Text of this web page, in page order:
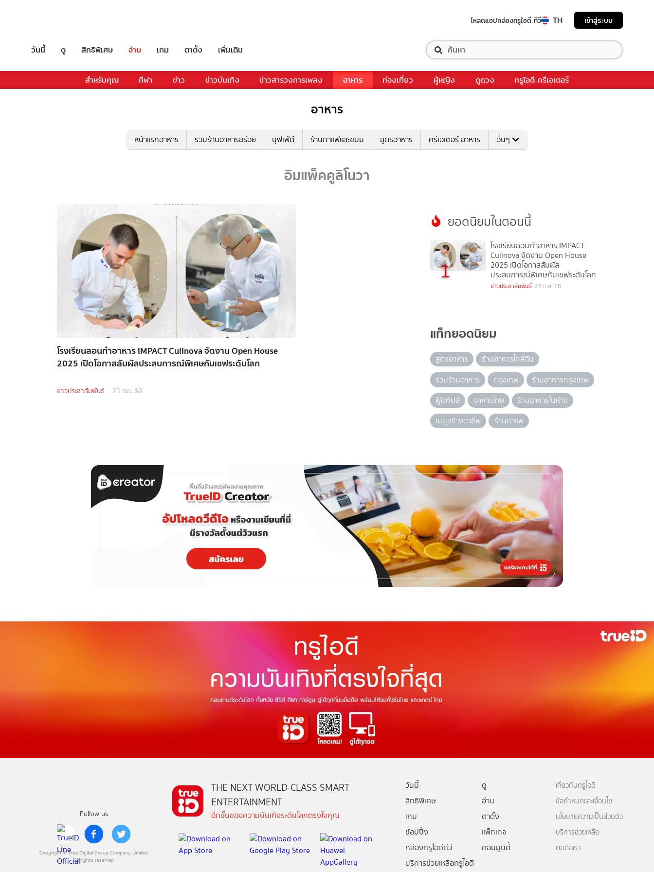
โหลดแอปกล่องทรูไอดี ทีวี TH เข้าสู่ระบบ
วันนี้ ดู สิทธิพิเศษ อ่าน เกม ตาตั้ง เพิ่มเติม
สำหรับคุณ กีฬา ข่าว ข่าวบันเทิง ข่าวสารวงการเพลง อาหาร ท่องเที่ยว ผู้หญิง ดูดวง ทรูไอดี ครีเอเตอร์
อาหาร
หน้าแรกอาหาร รวมร้านอาหารอร่อย บุฟเฟ่ต์ ร้านกาแฟและขนม สูตรอาหาร ครีเอเตอร์ อาหาร อื่นๆ
อิมแพ็คคูลิโนวา
โรงเรียนสอนทำอาหาร IMPACT Culinova จัดงาน Open House
2025 เปิดโอกาสสัมผัสประสบการณ์พิเศษกับเชฟระดับโลก
ข่าวประชาสัมพันธ์ 23 ก.ย. 68
ยอดนิยมในตอนนี้
1
โรงเรียนสอนทำอาหาร IMPACT
Culinova จัดงาน Open House
2025 เปิดโอกาสสัมผัส
ประสบการณ์พิเศษกับเชฟระดับโลก
ข่าวประชาสัมพันธ์ 23 ก.ย. 68
แท็กยอดนิยม
สูตรอาหาร
ร้านอาหารใกล้ฉัน
รวมร้านอาหาร
กรุงเทพ
ร้านอาหารกรุงเทพ
ฟู้ดทิปส์
อาหารไทย
ร้านอาหารในห้าง
เมนูสร้างอาชีพ
ร้านกาแฟ
Follow us
Copyright © True Digital Group Company Limited.
All rights reserved
THE NEXT WORLD-CLASS SMART
ENTERTAINMENT
อีกขั้นของความบันเทิงระดับโลกตรงใจคุณ
วันนี้
ดู
สิทธิพิเศษ
อ่าน
เกม
ตาตั้ง
ช้อปปิ้ง
แพ็กเกจ
กล่องทรูไอดีทีวี
คอมมูนิตี้
บริการช่วยเหลือทรูไอดี
เกี่ยวกับทรูไอดี
ข้อกำหนดและเงื่อนไข
นโยบายความเป็นส่วนตัว
บริการช่วยเหลือ
ติดต่อเรา